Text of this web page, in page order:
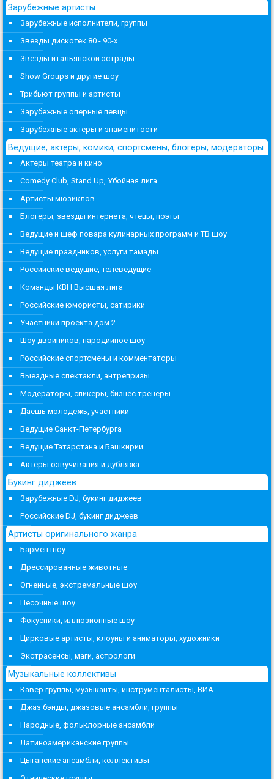
Зарубежные артисты
Зарубежные исполнители, группы
Звезды дискотек 80 - 90-х
Звезды итальянской эстрады
Show Groups и другие шоу
Трибьют группы и артисты
Зарубежные оперные певцы
Зарубежные актеры и знаменитости
Ведущие, актеры, комики, спортсмены, блогеры, модераторы
Актеры театра и кино
Comedy Club, Stand Up, Убойная лига
Артисты мюзиклов
Блогеры, звезды интернета, чтецы, поэты
Ведущие и шеф повара кулинарных программ и ТВ шоу
Ведущие праздников, услуги тамады
Российские ведущие, телеведущие
Команды КВН Высшая лига
Российские юмористы, сатирики
Участники проекта дом 2
Шоу двойников, пародийное шоу
Российские спортсмены и комментаторы
Выездные спектакли, антрепризы
Модераторы, спикеры, бизнес тренеры
Даешь молодежь, участники
Ведущие Санкт-Петербурга
Ведущие Татарстана и Башкирии
Актеры озвучивания и дубляжа
Букинг диджеев
Зарубежные DJ, букинг диджеев
Российские DJ, букинг диджеев
Артисты оригинального жанра
Бармен шоу
Дрессированные животные
Огненные, экстремальные шоу
Песочные шоу
Фокусники, иллюзионные шоу
Цирковые артисты, клоуны и аниматоры, художники
Экстрасенсы, маги, астрологи
Музыкальные коллективы
Кавер группы, музыканты, инструменталисты, ВИА
Джаз бэнды, джазовые ансамбли, группы
Народные, фольклорные ансамбли
Латиноамериканские группы
Цыганские ансамбли, коллективы